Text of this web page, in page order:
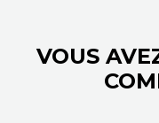
VOUS